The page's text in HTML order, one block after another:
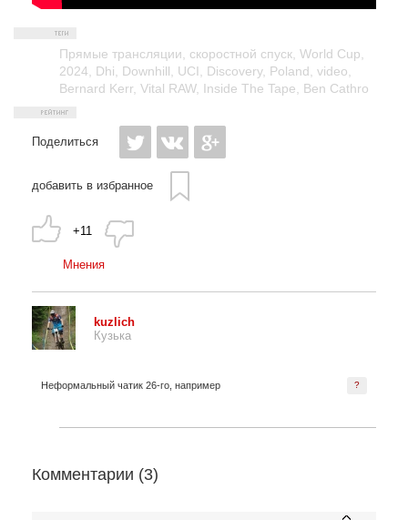
Прямые трансляции скоростной спуск World Cup
2024
Dhi Downhill UCI Discovery, Poland video
Bernard Kerr Vital RAW, Inside The Tape Ben Cathro
Поделиться
добавить в избранное
+11
Мнения
kuzlich
Кузька
?
Неформальный чатик 26-го, например
Комментарии (3)